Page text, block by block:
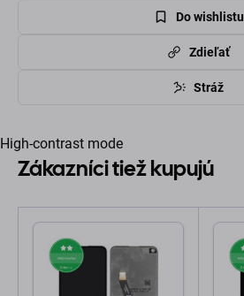
Do wishlistu
Zdieľať
Stráž
High-contrast mode
Zákazníci tiež kupujú